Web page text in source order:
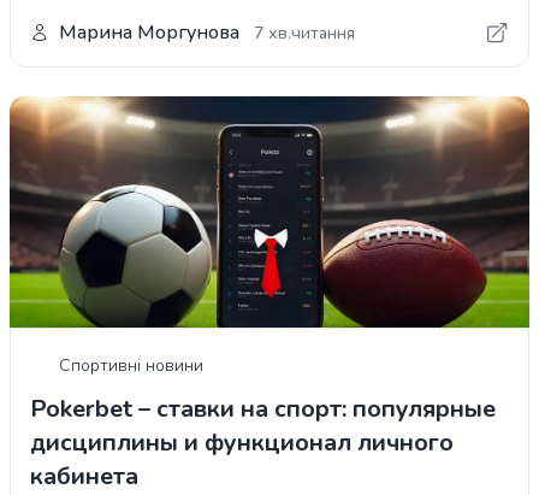
Марина Моргунова
7 хв.читання
Спортивні новини
Pokerbet – ставки на спорт: популярные
дисциплины и функционал личного
кабинета